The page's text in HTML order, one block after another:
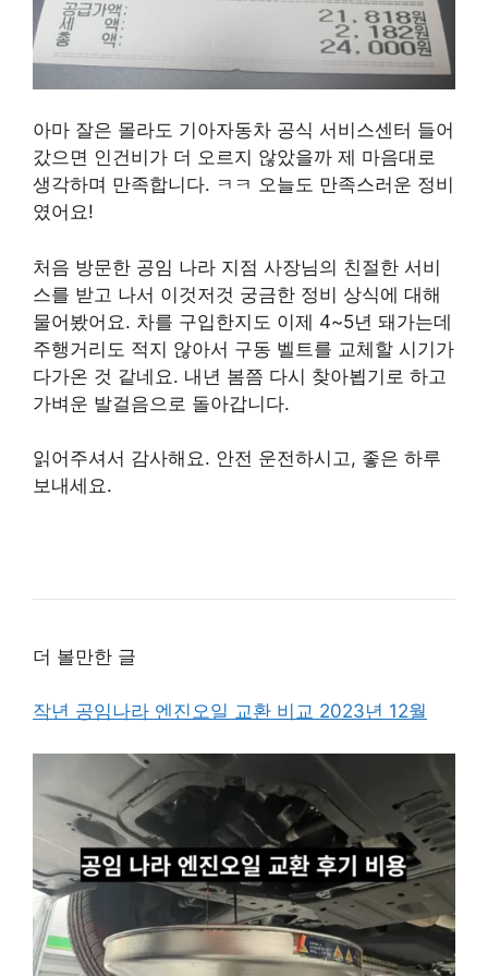
아마 잘은 몰라도 기아자동차 공식 서비스센터 들어
갔으면 인건비가 더 오르지 않았을까 제 마음대로
생각하며 만족합니다. ㅋㅋ 오늘도 만족스러운 정비
였어요!
처음 방문한 공임 나라 지점 사장님의 친절한 서비
스를 받고 나서 이것저것 궁금한 정비 상식에 대해
물어봤어요. 차를 구입한지도 이제 4~5년 돼가는데
주행거리도 적지 않아서 구동 벨트를 교체할 시기가
다가온 것 같네요. 내년 봄쯤 다시 찾아뵙기로 하고
가벼운 발걸음으로 돌아갑니다.
읽어주셔서 감사해요. 안전 운전하시고, 좋은 하루
보내세요.
더 볼만한 글
작년 공임나라 엔진오일 교환 비교 2023년 12월